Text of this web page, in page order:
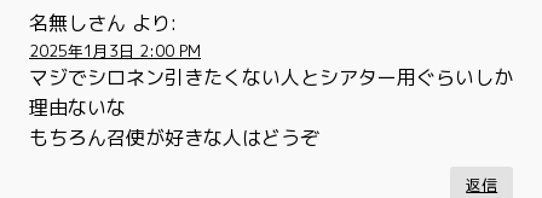
名無しさん より:
2025年1月3日 2:00 PM
マジでシロネン引きたくない人とシアター用ぐらいしか
理由ないな
もちろん召使が好きな人はどうぞ
返信